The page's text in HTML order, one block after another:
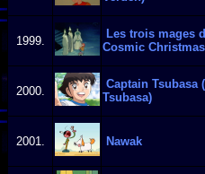
1999.
Les trois mages
Cosmic
2000.
Captain Tsubasa
Tsubasa)
2001. Nawak